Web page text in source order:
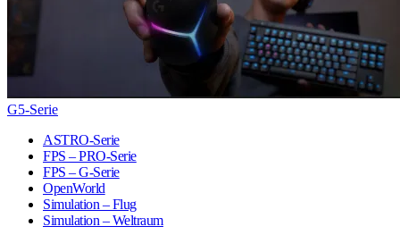
G5-Serie
ASTRO-Serie
FPS – PRO-Serie
FPS – G-Serie
OpenWorld
Simulation – Flug
Simulation – Weltraum